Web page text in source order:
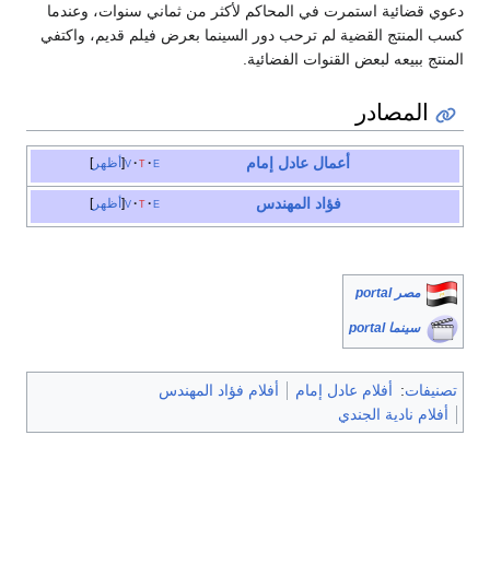
دعوي قضائية استمرت في المحاكم لأكثر من ثماني سنوات، وعندما
كسب المنتج القضية لم ترحب دور السينما بعرض فيلم قديم، واكتفي
المنتج ببيعه لبعض القنوات الفضائية.
المصادر
أظهر v t e أعمال عادل إمام
أظهر v t e فؤاد المهندس
مصر portal
سينما portal
تصنيفات: أفلام عادل إمام
أفلام فؤاد المهندس
أفلام نادية الجندي